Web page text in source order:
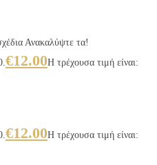
Ανακαλύψτε τα!
€12.00Η τρέχουσα τιμή είναι:
€12.00Η τρέχουσα τιμή είναι: